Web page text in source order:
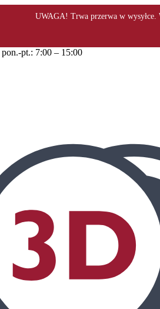
pon.-pt.: 7:00 – 15:00